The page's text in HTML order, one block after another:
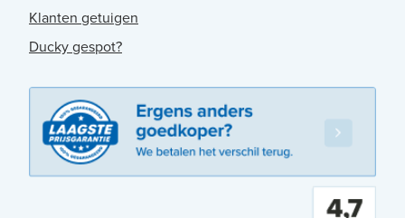
Klanten getuigen
Ducky gespot?